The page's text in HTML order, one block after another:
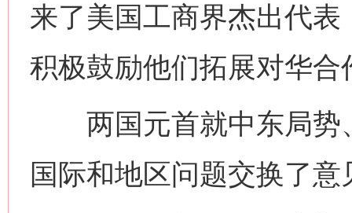
来了美国工商界杰出代
积极鼓励他们拓展对华合
两国元首就中东局势
国际和地区问题交换了意